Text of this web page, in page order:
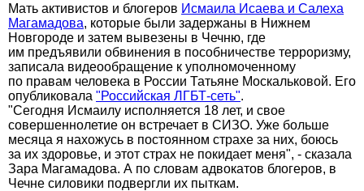
Мать активистов и блогеров Исмаила Исаева и Салеха
Магамадова, которые были задержаны в Нижнем
Новгороде и затем вывезены в Чечню, где
им предъявили обвинения в пособничестве терроризму,
записала видеообращение к уполномоченному
по правам человека в России Татьяне Москальковой. Его
опубликовала "Российская ЛГБТ-сеть".
"Сегодня Исмаилу исполняется 18 лет, и свое
совершеннолетие он встречает в СИЗО. Уже больше
месяца я нахожусь в постоянном страхе за них, боюсь
за их здоровье, и этот страх не покидает меня", - сказала
Зара Магамадова. А по словам адвокатов блогеров, в
Чечне силовики подвергли их пыткам.